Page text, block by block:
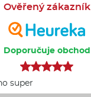
Ověřený zákazník
Doporučuje obchod
super